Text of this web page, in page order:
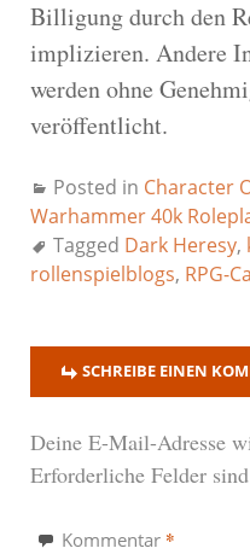
Billigung durch den
implizieren. Andere
werden ohne
veröffentlicht.
Posted in Character
Warhammer 40k
Tagged Dark Heresy,
rollenspielblogs, RPG-
SCHREIBE EINEN
Deine E-Mail-Adresse
Erforderliche Felder
Kommentar *